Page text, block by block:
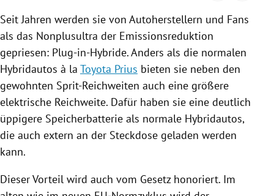
Untermenü
Untermenü
Untermenü
Untermenü
Untermenü
Untermenü
Seit Jahren werden sie von Autoherstellern und Fans
als das Nonplusultra der Emissionsreduktion
gepriesen: Plug-in-Hybride. Anders als die normalen
Hybridautos à la Toyota Prius bieten sie neben den
gewohnten Sprit-Reichweiten auch eine größere
elektrische Reichweite. Dafür haben sie eine deutlich
üppigere Speicherbatterie als normale Hybridautos,
die auch extern an der Steckdose geladen werden
kann.
Dieser Vorteil wird auch vom Gesetz honoriert. Im